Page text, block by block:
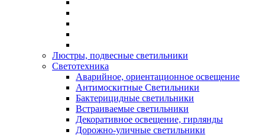
Люстры, подвесные светильники
Светотехника
Аварийное, ориентационное освещение
Антимоскитные Светильники
Бактерицидные светильники
Встраиваемые светильники
Декоративное освещение, гирлянды
Дорожно-уличные светильники